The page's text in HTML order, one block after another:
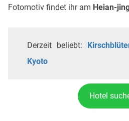
Fotomotiv findet ihr am Heian-
Derzeit beliebt:
Kyoto
Hotel